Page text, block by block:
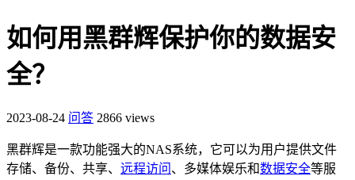
如何用黑群辉保护你的数据安
全？
2023-08-24 问答 2866 views
黑群辉是一款功能强大的NAS系统，它可以为用户提供文件
存储、备份、共享、 远程访问 、多媒体娱乐和数据安全等服